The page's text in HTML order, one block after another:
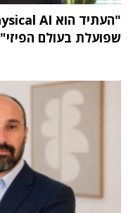
שפועלת בעולם הפיזי"